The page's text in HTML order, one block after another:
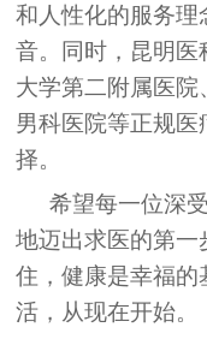
和人性化的服务理
音。同时，昆明
大学第二附属医院
男科医院等正规
择。
希望每一位深
地迈出求医的第一
住，健康是幸福的
活，从现在开始。